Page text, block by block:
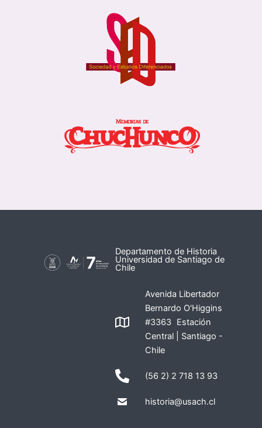
Departamento de Historia
Universidad de Santiago de
Chile
Avenida Libertador
Bernardo O'Higgins
#3363 Estación
Central | Santiago -
Chile
(56 2) 2 718 13 93
historia@usach.cl